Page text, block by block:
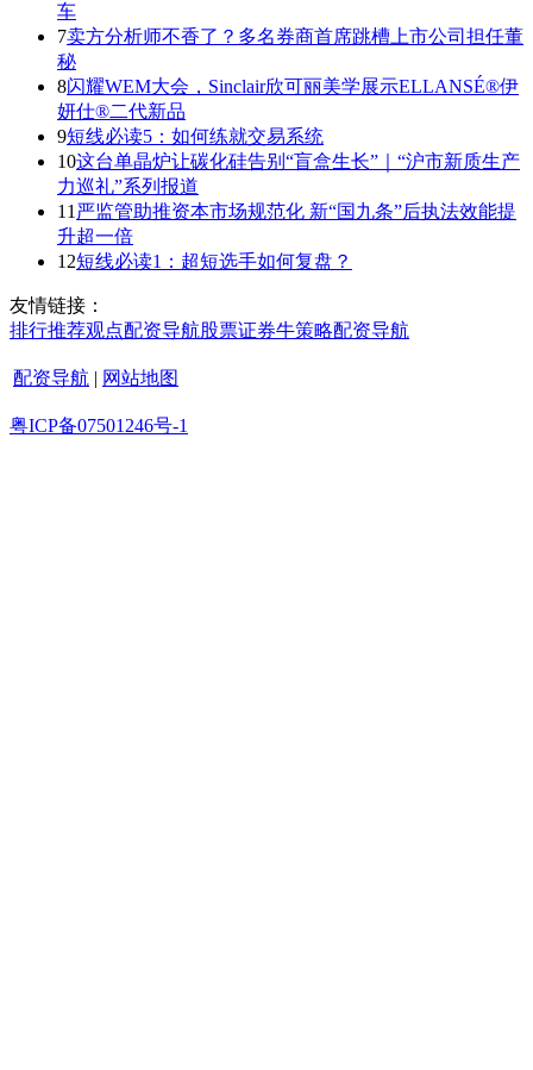
车
7卖方分析师不香了？多名券商首席跳槽上市公司担任董
秘
8闪耀WEM大会，Sinclair欣可丽美学展示ELLANSÉ®伊
妍仕®二代新品
9短线必读5：如何练就交易系统
10这台单晶炉让碳化硅告别“盲盒生长”｜“沪市新质生产
力巡礼”系列报道
11 严监管助推资本市场规范化 新“国九条”后执法效能提
升超一倍
12短线必读1：超短选手如何复盘？
友情链接：
排行推荐观点配资导航股票证券牛策略配资导航
配资导航 | 网站地图
粤ICP备07501246号-1